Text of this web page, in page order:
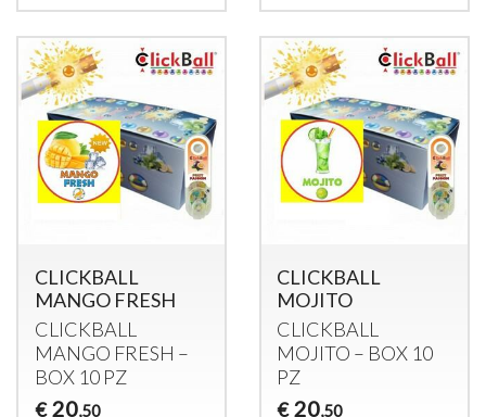
CLICKBALL
MANGO FRESH
CLICKBALL
MANGO FRESH –
BOX10 PZ
€ 20,50
CLICKBALL
MOJITO
CLICKBALL
MOJITO – BOX 10
PZ
€ 20,50